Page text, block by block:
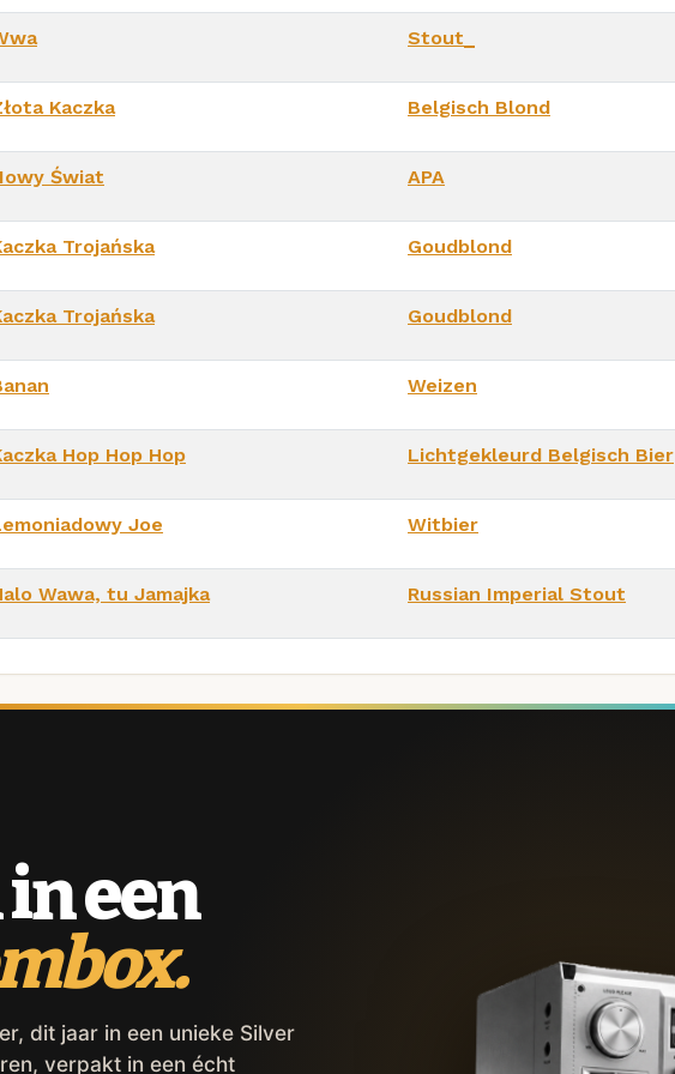
Stout_
Kaczka Belgisch Blond
Świat APA
Trojańska Goudblond
Trojańska Goudblond
Weizen
Hop Hop Hop Lichtgekleurd Belgisch Bier
Joe Witbier
Wawa, tu Jamajka Russian Imperial Stout
een
dit jaar in een unieke Silver
verpakt in een écht